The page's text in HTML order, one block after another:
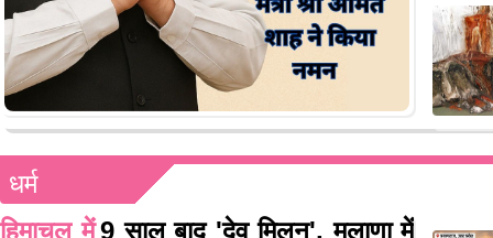
धर्म
हिमाचल में 9 साल बाद 'देव मिलन', मलाणा में